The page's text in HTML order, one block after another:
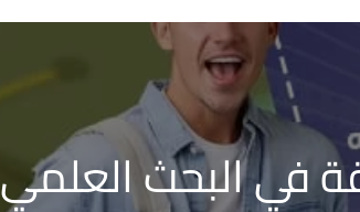
في البحث العلمي